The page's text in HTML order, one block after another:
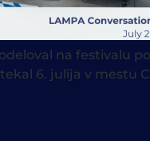
na festivalu
6. julija v mestu